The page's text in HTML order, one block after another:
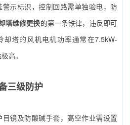
示标识，控制回路需单独验电，防
塔维修更换的第一条铁律，违反即可
却塔的风机电机功率通常在7.5kW-
高。
三级防护
镜及防酸碱手套，高空作业需设置